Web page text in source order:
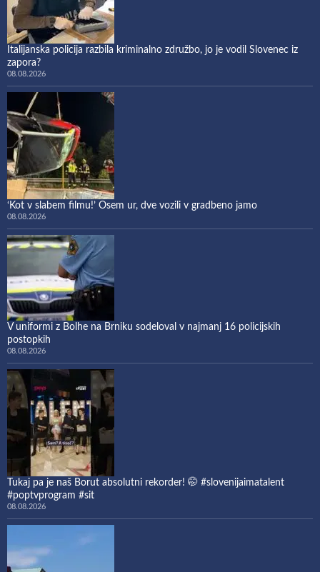
Italijanska policija razbila kriminalno združbo, jo je vodil Slovenec iz
zapora?
08.08.2026
‘Kot v slabem filmu!’ Osem ur, dve vozili v gradbeno jamo
08.08.2026
V uniformi z Bolhe na Brniku sodeloval v najmanj 16 policijskih
postopkih
08.08.2026
Tukaj pa je naš Borut absolutni rekorder! 🤭 #slovenijaimatalent
#poptvprogram #sit
08.08.2026